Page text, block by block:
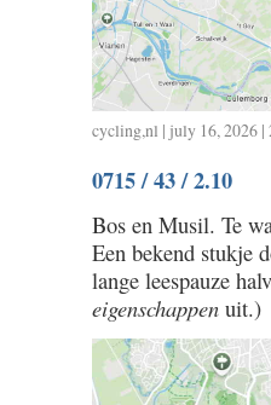
cycling,nl | july 16, 2026 |
0715 / 43 / 2.10
Bos en Musil. Te
Een bekend stukje
lange leespauze
eigenschappen uit.)